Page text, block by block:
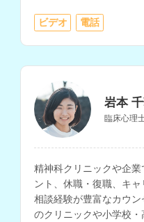
ビデオ 電話
岩本
臨床心理
精神科クリニックや企
ント、休職・復職、キ
相談経験が豊富なカウ
のクリニックや小学校